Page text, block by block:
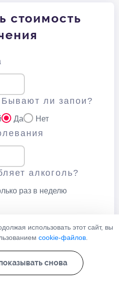
стоимость
Бывают ли запои?
Да Нет
алкоголь?
раз в неделю
вы соглашаетесь сполитикой
использовать этот сайт, вы
cookie-файлов
снова